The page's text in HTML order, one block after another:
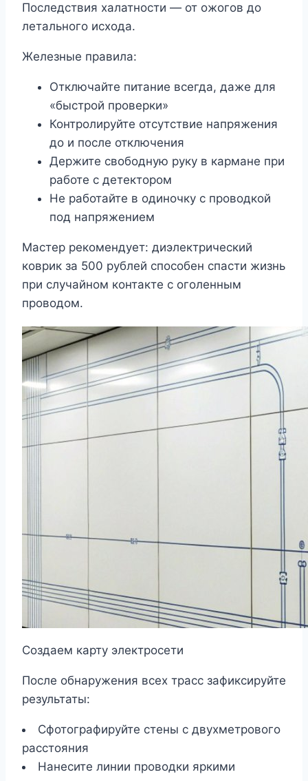
Последствия халатности — от ожогов до
летального исхода.
Железные правила:
Отключайте питание всегда, даже для
«быстрой проверки»
Контролируйте отсутствие напряжения
до и после отключения
Держите свободную руку в кармане при
работе с детектором
Не работайте в одиночку с проводкой
под напряжением
Мастер рекомендует: диэлектрический
коврик за 500 рублей способен спасти жизнь
при случайном контакте с оголенным
проводом.
Создаем карту электросети
После обнаружения всех трасс зафиксируйте
результаты:
Сфотографируйте стены с двухметрового
расстояния
Нанесите линии проводки яркими